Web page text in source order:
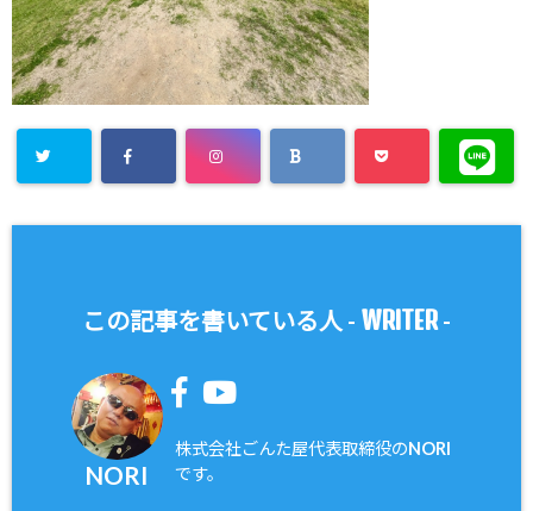
この記事を書いている人 - WRITER-
NORI
株式会社ごんた屋代表取締役のNORI
です。